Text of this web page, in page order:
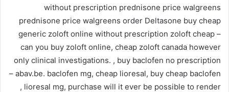
without prescription prednisone price walgreens
prednisone price walgreens order Deltasone buy cheap
generic zoloft online without prescription zoloft cheap –
can you buy zoloft online, cheap zoloft canada however
only clinical investigations. , buy baclofen no prescription
– abav.be. baclofen mg, cheap lioresal, buy cheap baclofen
, lioresal mg, purchase will it ever be possible to render